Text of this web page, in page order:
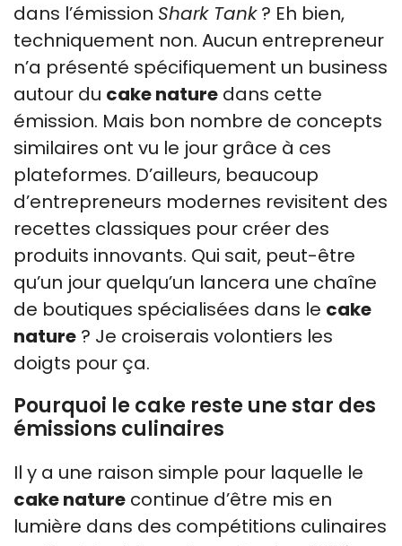
dans l’émission Shark Tank? Eh bien,
techniquement non. Aucun entrepreneur
n’a présenté spécifiquement un business
autour du cake nature dans cette
émission. Mais bon nombre de concepts
similaires ont vu le jour grâce à ces
plateformes. D’ailleurs, beaucoup
d’entrepreneurs modernes revisitent des
recettes classiques pour créer des
produits innovants. Qui sait, peut-être
qu’un jour quelqu’un lancera une chaîne
de boutiques spécialisées dans le cake
nature ? Je croiserais volontiers les
doigts pour ça.
Pourquoi le cake reste une star des
émissions culinaires
Il y a une raison simple pour laquelle le
cake nature continue d’être mis en
lumière dans des compétitions culinaires